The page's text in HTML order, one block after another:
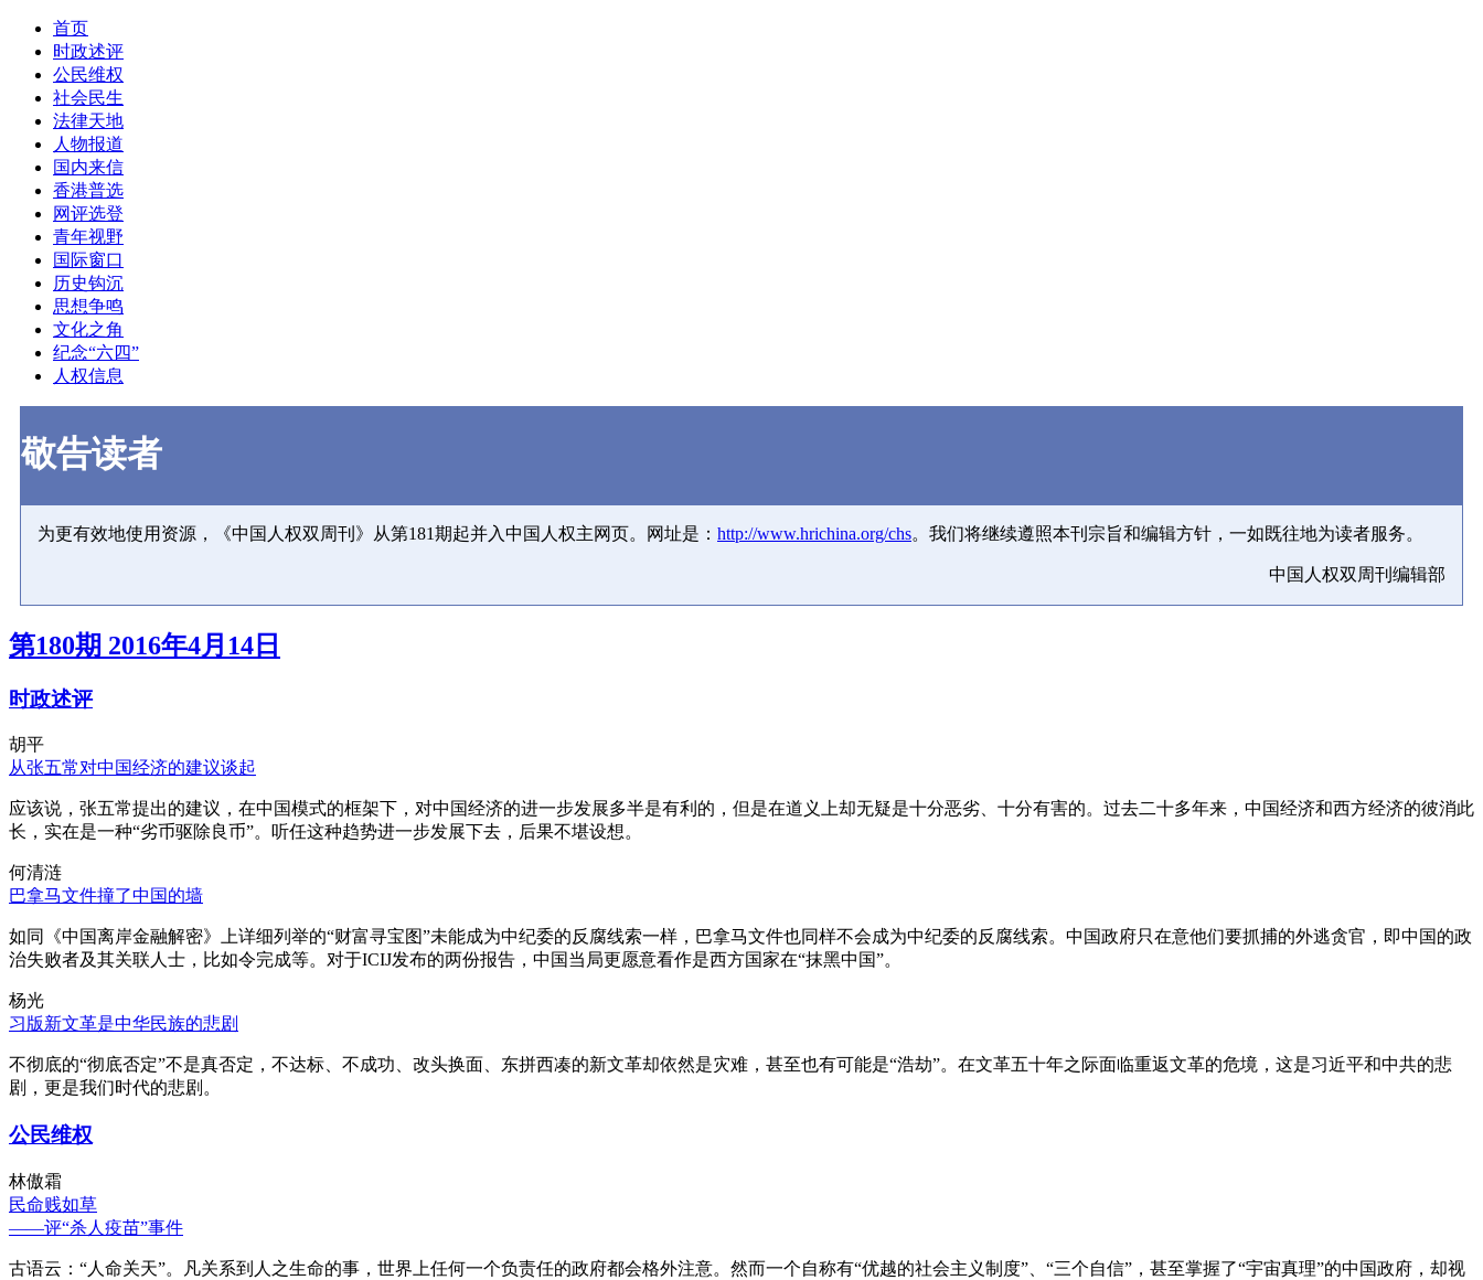
首页
时政述评
公民维权
社会民生
法律天地
人物报道
国内来信
香港普选
网评选登
青年视野
国际窗口
历史钩沉
思想争鸣
文化之角
纪念“六四”
人权信息
敬告读者
为更有效地使用资源，《中国人权双周刊》从第181期起并入中国人权主网页。网址是： http://www.hrichina.org/chs。我们将继续遵照本刊宗旨和编辑方针，一如既往地为读者服务。
中国人权双周刊编辑部
第180期 2016年4月14日
时政述评
胡平
从张五常对中国经济的建议谈起
应该说，张五常提出的建议，在中国模式的框架下，对中国经济的进一步发展多半是有利的，但是在道义上却无疑是十分恶劣、十分有害的。过去二十多年来，中国经济和西方经济的彼消此
长，实在是一种“劣币驱除良币”。听任这种趋势进一步发展下去，后果不堪设想。
何清涟
巴拿马文件撞了中国的墙
如同《中国离岸金融解密》上详细列举的“财富寻宝图”未能成为中纪委的反腐线索一样，巴拿马文件也同样不会成为中纪委的反腐线索。中国政府只在意他们要抓捕的外逃贪官，即中国的政
治失败者及其关联人士，比如令完成等。对于ICIJ发布的两份报告，中国当局更愿意看作是西方国家在“抹黑中国”。
杨光
习版新文革是中华民族的悲剧
不彻底的“彻底否定”不是真否定，不达标、不成功、改头换面、东拼西凑的新文革却依然是灾难，甚至也有可能是“浩劫”。在文革五十年之际面临重返文革的危境，这是习近平和中共的悲
剧，更是我们时代的悲剧。
公民维权
林傲霜
民命贱如草
——评“杀人疫苗”事件
古语云：“人命关天”。凡关系到人之生命的事，世界上任何一个负责任的政府都会格外注意。然而一个自称有“优越的社会主义制度”、“三个自信”，甚至掌握了“宇宙真理”的中国政府，却视